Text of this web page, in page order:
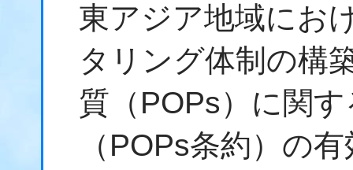
東アジア地域にお
タリング体制の構
質（POPs）に関
（POPs条約）の